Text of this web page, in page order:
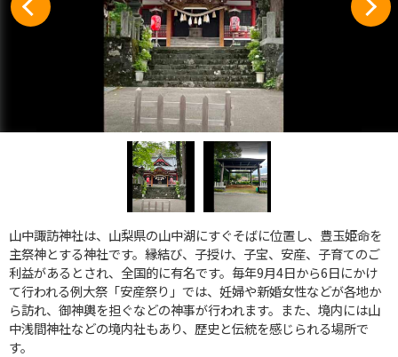
山中諏訪神社は、山梨県の山中湖にすぐそばに位置し、豊玉姫命を
主祭神とする神社です。縁結び、子授け、子宝、安産、子育てのご
利益があるとされ、全国的に有名です。毎年9月4日から6日にかけ
て行われる例大祭「安産祭り」では、妊婦や新婚女性などが各地か
ら訪れ、御神輿を担ぐなどの神事が行われます。また、境内には山
中浅間神社などの境内社もあり、歴史と伝統を感じられる場所で
す。